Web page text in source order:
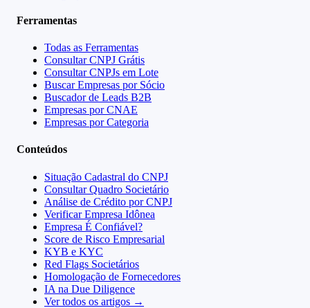
Ferramentas
Todas as Ferramentas
Consultar CNPJ Grátis
Consultar CNPJs em Lote
Buscar Empresas por Sócio
Buscador de Leads B2B
Empresas por CNAE
Empresas por Categoria
Conteúdos
Situação Cadastral do CNPJ
Consultar Quadro Societário
Análise de Crédito por CNPJ
Verificar Empresa Idônea
Empresa É Confiável?
Score de Risco Empresarial
KYB e KYC
Red Flags Societários
Homologação de Fornecedores
IA na Due Diligence
Ver todos os artigos →